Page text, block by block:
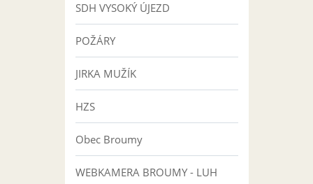
SDH VYSOKÝ ÚJEZD
POŽÁRY
JIRKA MUŽÍK
HZS
Obec Broumy
WEBKAMERA BROUMY - LUH